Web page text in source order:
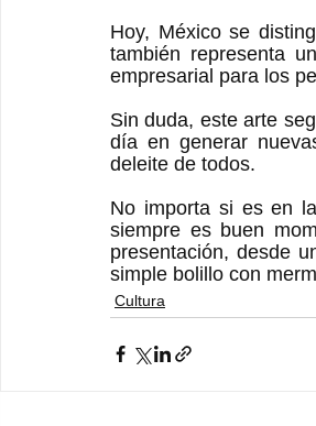
Hoy, México se
también representa
empresarial para los
Sin duda, este arte
día en generar
deleite de todos.
No importa si es en
siempre es buen
presentación, desde
simple bolillo con
Cultura